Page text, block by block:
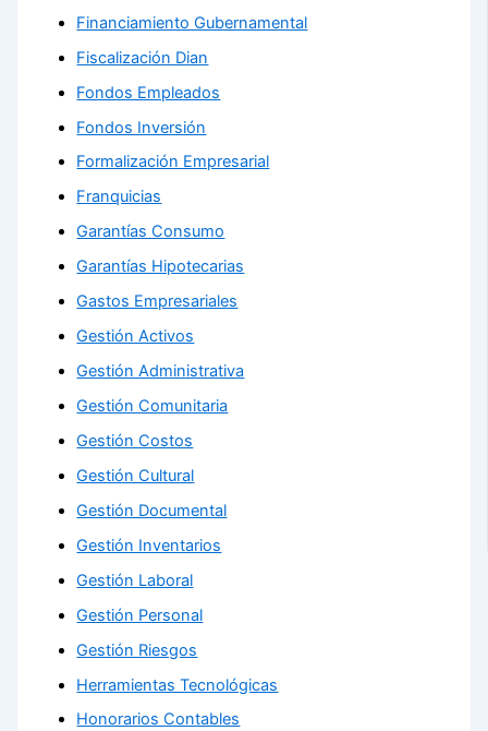
Financiamiento Gubernamental
Fiscalización Dian
Fondos Empleados
Fondos Inversión
Formalización Empresarial
Franquicias
Garantías Consumo
Garantías Hipotecarias
Gastos Empresariales
Gestión Activos
Gestión Administrativa
Gestión Comunitaria
Gestión Costos
Gestión Cultural
Gestión Documental
Gestión Inventarios
Gestión Laboral
Gestión Personal
Gestión Riesgos
Herramientas Tecnológicas
Honorarios Contables